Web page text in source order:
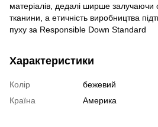
матеріалів, дедалі ширше залучаючи
тканини, а етичність виробництва
пуху за Responsible Down Standard
Характеристики
Колір
бежевий
Країна
Америка